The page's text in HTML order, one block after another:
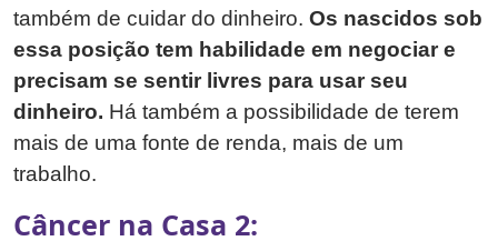
também de cuidar do dinheiro. Os nascidos sob
essa posição tem habilidade em negociar e
precisam se sentir livres para usar seu
dinheiro. Há também a possibilidade de terem
mais de uma fonte de renda, mais de um
trabalho.
Câncer na Casa 2: